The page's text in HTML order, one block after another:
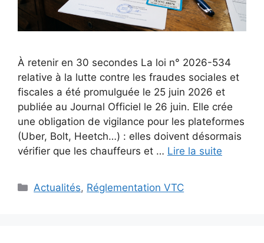
À retenir en 30 secondes La loi n° 2026-534
relative à la lutte contre les fraudes sociales et
fiscales a été promulguée le 25 juin 2026 et
publiée au Journal Officiel le 26 juin. Elle crée
une obligation de vigilance pour les plateformes
(Uber, Bolt, Heetch…) : elles doivent désormais
vérifier que les chauffeurs et … Lire la suite
Catégories
Actualités, Réglementation VTC